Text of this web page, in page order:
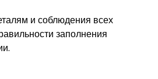
и соблюдения всех
заполнения